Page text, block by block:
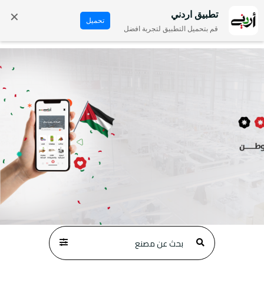
تطبيق اردني
قم بتحميل التطبيق لتجربة افضل
تحميل ✕